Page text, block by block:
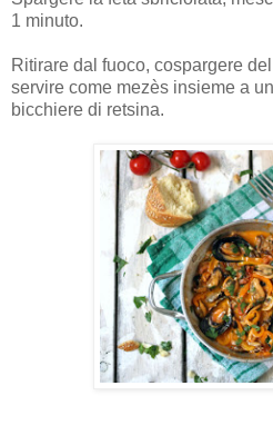
1 minuto.
Ritirare dal fuoco, cospargere
servire come mezès insieme a
bicchiere di retsina.